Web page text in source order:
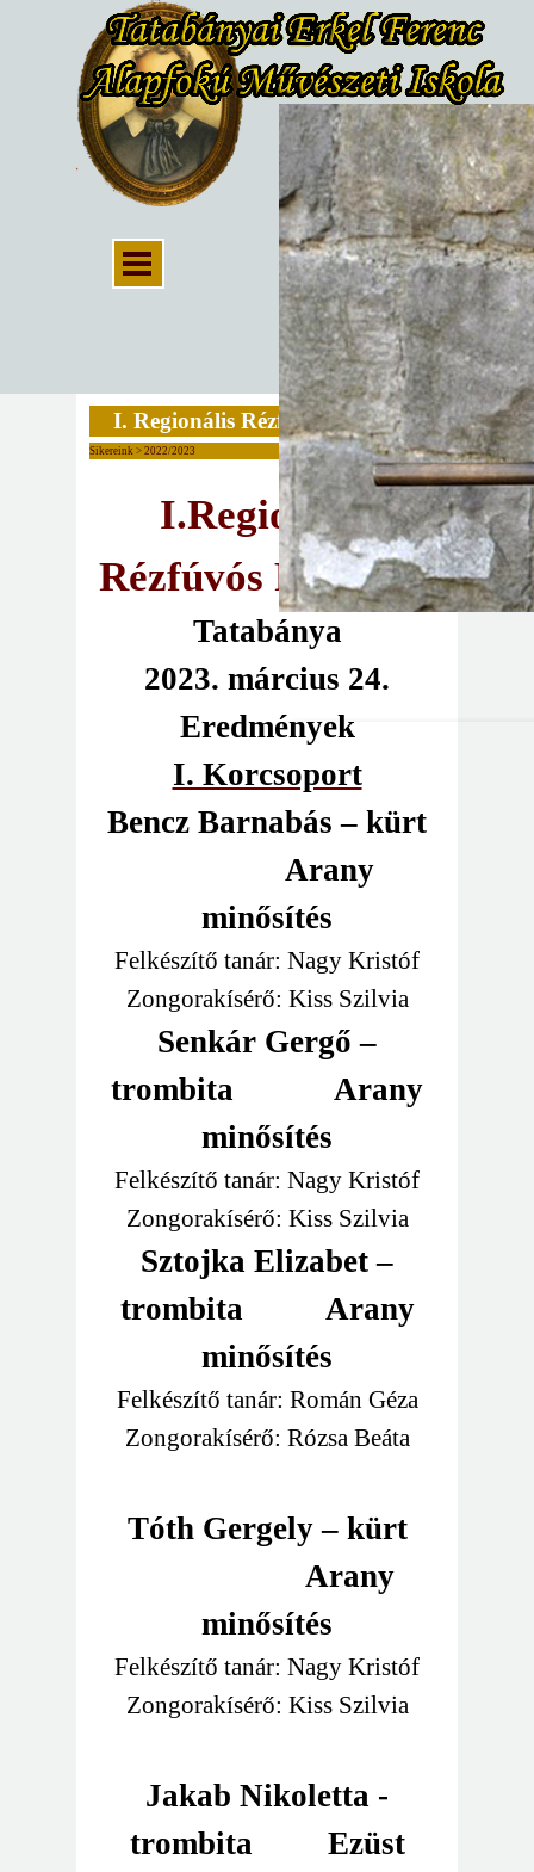
I. Regionális Rézfúvós Fesztivál
Sikereink > 2022/2023
I.Regionális
Rézfúvós Fesztivál
Tatabánya
2023. március 24.
Eredmények
I. Korcsoport
Bencz Barnabás – kürt
Arany
minősítés
Felkészítő tanár: Nagy Kristóf
Zongorakísérő: Kiss Szilvia
Senkár Gergő –
trombita
Arany
minősítés
Felkészítő tanár: Nagy Kristóf
Zongorakísérő: Kiss Szilvia
Sztojka Elizabet –
trombita
Arany
minősítés
Felkészítő tanár: Román Géza
Zongorakísérő: Rózsa Beáta
Tóth Gergely – kürt
Arany
minősítés
Felkészítő tanár: Nagy Kristóf
Zongorakísérő: Kiss Szilvia
Jakab Nikoletta -
trombita
Ezüst